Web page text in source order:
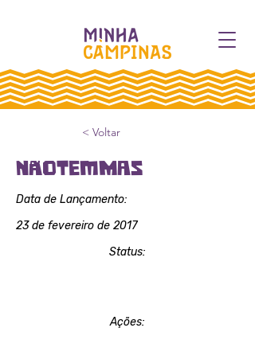
< Voltar
NãoTemMas
Data de Lançamento:
23 de fevereiro de 2017
Status:
Ações: